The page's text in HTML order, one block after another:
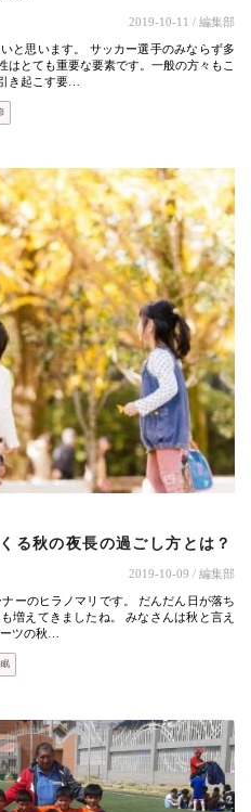
2019-10-11 / 編集部
と思います。 サッカー選手のみならず多
はとても重要な要素です。一般の方々もこ
き起こす要…
る秋の夜長の過ごし方とは？
2019-10-09 / 編集部
ーのヒラノマリです。 だんだん日が落ち
増えてきましたね。 みなさんは秋と言え
ツの秋…
眠